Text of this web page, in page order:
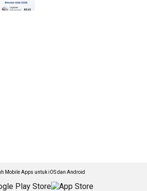
Mobile Apps untuk iOS dan Android